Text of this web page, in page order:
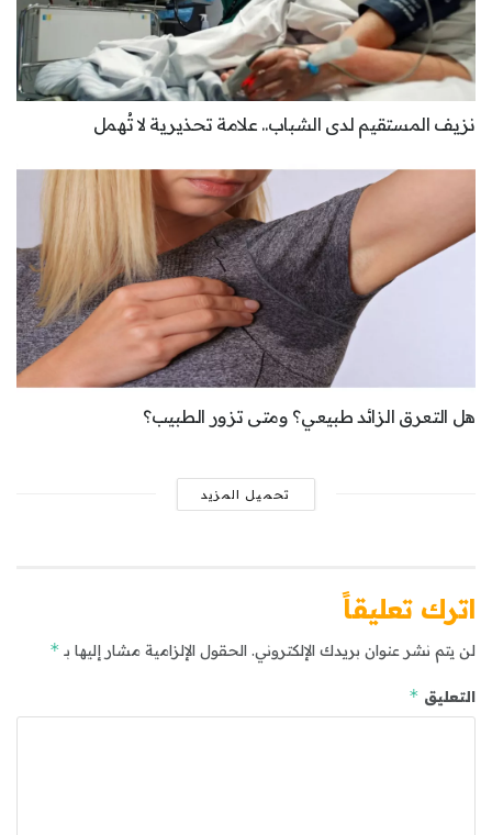
نزيف المستقيم لدى الشباب.. علامة تحذيرية لا تُهمل
هل التعرق الزائد طبيعي؟ ومتى تزور الطبيب؟
تحميل المزيد
اترك تعليقاً
لن يتم نشر عنوان بريدك الإلكتروني. الحقول الإلزامية مشار إليها بـ *
التعليق *